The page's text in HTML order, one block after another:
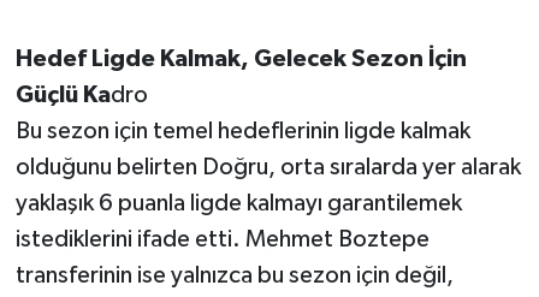
Hedef Ligde Kalmak, Gelecek Sezon İçin
Güçlü Kadro
Bu sezon için temel hedeflerinin ligde kalmak
olduğunu belirten Doğru, orta sıralarda yer alarak
yaklaşık 6 puanla ligde kalmayı garantilemek
istediklerini ifade etti. Mehmet Boztepe
transferinin ise yalnızca bu sezon için değil,